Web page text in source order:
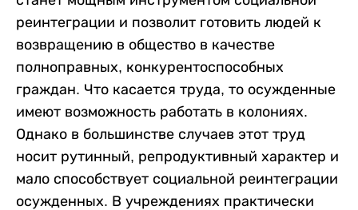
реинтеграции и позволит готовить людей к
возвращению в общество в качестве
полноправных, конкурентоспособных
граждан. Что касается труда, то осужденные
имеют возможность работать в колониях.
Однако в большинстве случаев этот труд
носит рутинный, репродуктивный характер и
мало способствует социальной реинтеграции
осужденных. В учреждениях практически